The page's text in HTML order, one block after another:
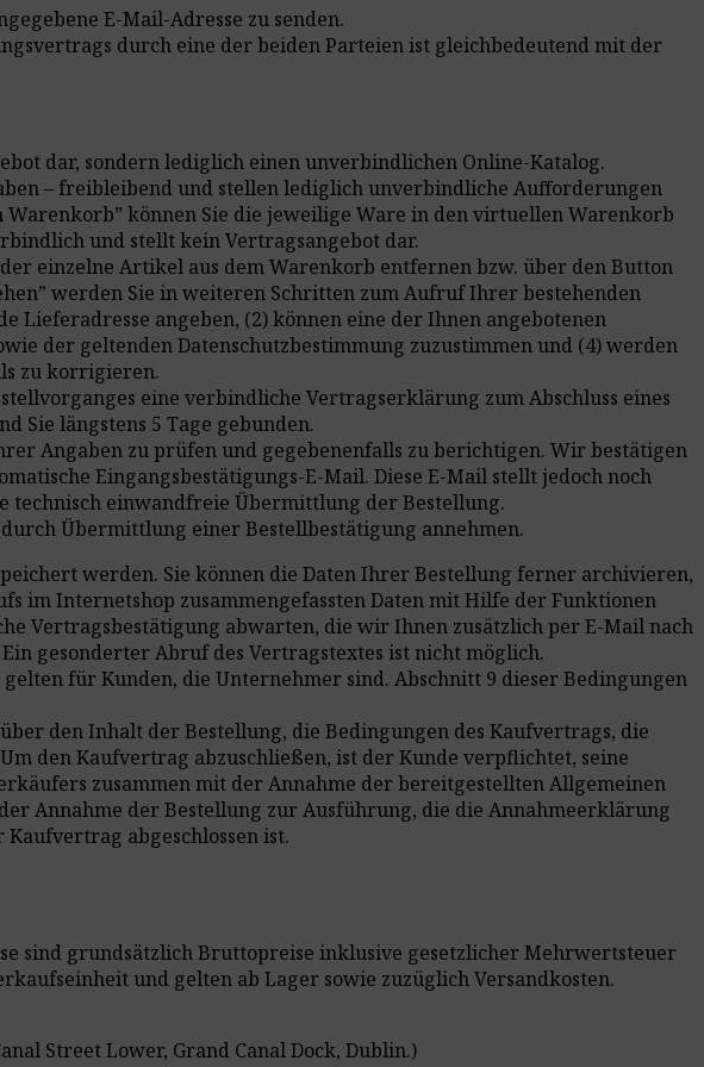
E-Mail-Adresse zu senden.
durch eine der beiden Parteien ist gleichbedeutend mit der
dar, sondern lediglich einen unverbindlichen Online-Katalog.
– freibleibend und stellen lediglich unverbindliche Aufforderungen
Warenkorb” können Sie die jeweilige Ware in den virtuellen Warenkorb
und stellt kein Vertragsangebot dar.
einzelne Artikel aus dem Warenkorb entfernen bzw. über den Button
werden Sie in weiteren Schritten zum Aufruf Ihrer bestehenden
Lieferadresse angeben, (2) können eine der Ihnen angebotenen
der geltenden Datenschutzbestimmung zuzustimmen und (4) werden
zu korrigieren.
eine verbindliche Vertragserklärung zum Abschluss eines
Sie längstens 5 Tage gebunden.
Angaben zu prüfen und gegebenenfalls zu berichtigen. Wir bestätigen
Eingangsbestätigungs-E-Mail. Diese E-Mail stellt jedoch noch
technisch einwandfreie Übermittlung der Bestellung.
Übermittlung einer Bestellbestätigung annehmen.
werden. Sie können die Daten Ihrer Bestellung ferner archivieren,
im Internetshop zusammengefassten Daten mit Hilfe der Funktionen
Vertragsbestätigung abwarten, die wir Ihnen zusätzlich per E-Mail nach
gesonderter Abruf des Vertragstextes ist nicht möglich.
für Kunden, die Unternehmer sind. Abschnitt 9 dieser Bedingungen
den Inhalt der Bestellung, die Bedingungen des Kaufvertrags, die
den Kaufvertrag abzuschließen, ist der Kunde verpflichtet, seine
zusammen mit der Annahme der bereitgestellten Allgemeinen
Annahme der Bestellung zur Ausführung, die die Annahmeerklärung
abgeschlossen ist.
sind grundsätzlich Bruttopreise inklusive gesetzlicher Mehrwertsteuer
und gelten ab Lager sowie zuzüglich Versandkosten.
Street Lower, Grand Canal Dock, Dublin.)